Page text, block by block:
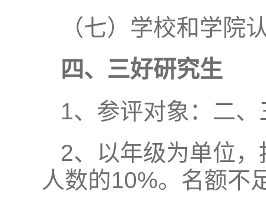
（七）学校和学院
四、三好研究生
1、参评对象：二
2、以年级为单位
人数的10%。名额不